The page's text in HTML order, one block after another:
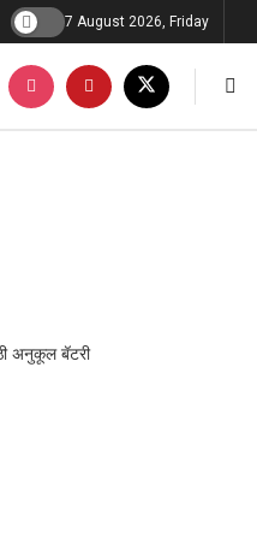
7 August 2026, Friday
अनुकूल बॅटरी